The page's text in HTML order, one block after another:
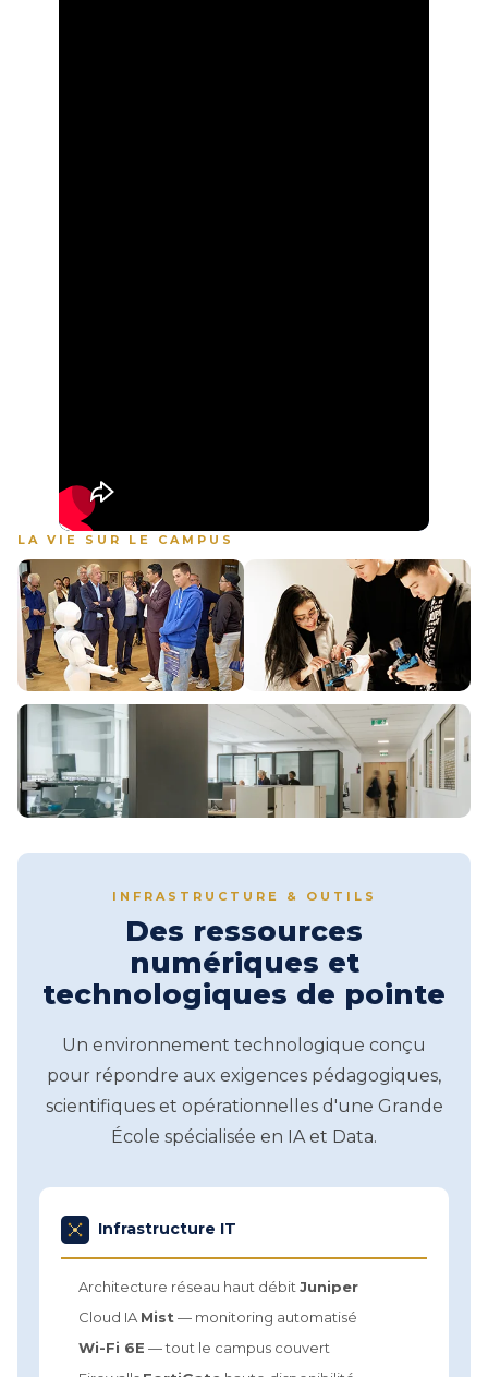
LA VIE SUR LE CAMPUS
Image Image
Image
INFRASTRUCTURE & OUTILS
Des ressources
numériques et
technologiques de pointe
Un environnement technologique conçu
pour répondre aux exigences pédagogiques,
scientifiques et opérationnelles d'une Grande
École spécialisée en IA et Data.
Infrastructure IT
Architecture réseau haut débit Juniper
Cloud IA Mist — monitoring automatisé
Wi-Fi 6E — tout le campus couvert